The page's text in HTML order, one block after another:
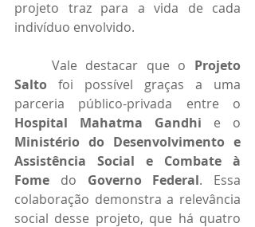
projeto traz para a vida de cada
indivíduo envolvido.
	Vale destacar que o
Projeto
Salto foi possível graças a uma
Hospital Mahatma Gandhi
Ministério do Desenvolvimento e
Assistência Social e Combate à
Fome do Governo Federal. Essa
colaboração demonstra a relevância
social desse projeto, que há quatro